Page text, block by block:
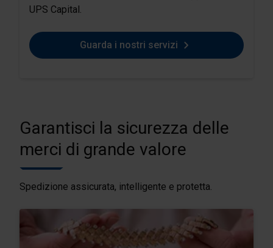
UPS Capital.
Guarda i nostri servizi
Garantisci la sicurezza delle
merci di grande valore
Spedizione assicurata, intelligente e protetta.